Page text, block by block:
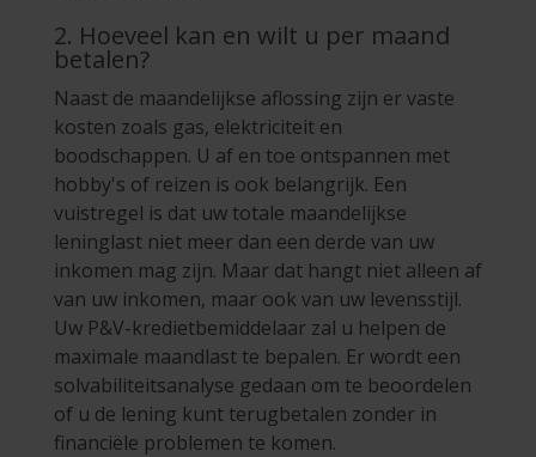
2. Hoeveel kan en wilt u per maand
betalen?
Naast de maandelijkse aflossing zijn er vaste
kosten zoals gas, elektriciteit en
boodschappen. U af en toe ontspannen met
hobby's of reizen is ook belangrijk. Een
vuistregel is dat uw totale maandelijkse
leninglast niet meer dan een derde van uw
inkomen mag zijn. Maar dat hangt niet alleen af
van uw inkomen, maar ook van uw levensstijl.
Uw P&V-kredietbemiddelaar zal u helpen de
maximale maandlast te bepalen. Er wordt een
solvabiliteitsanalyse gedaan om te beoordelen
of u de lening kunt terugbetalen zonder in
financiële problemen te komen.